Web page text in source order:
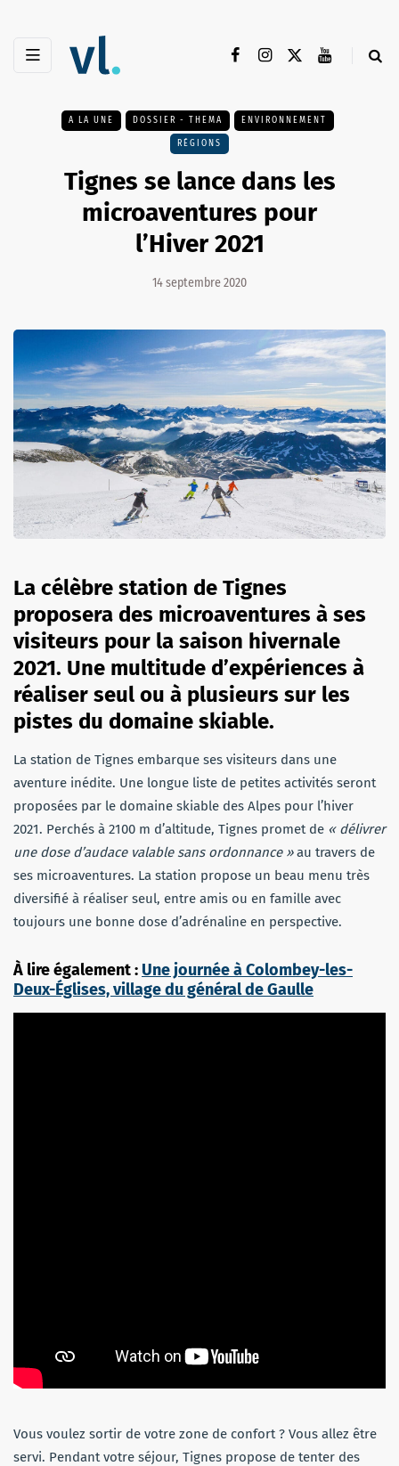
A LA UNE DOSSIER - THEMA ENVIRONNEMENT
RÉGIONS
Tignes se lance dans les
microaventures pour
l’Hiver 2021
14 septembre 2020
La célèbre station de Tignes
proposera des microaventures à ses
visiteurs pour la saison hivernale
2021. Une multitude d’expériences à
réaliser seul ou à plusieurs sur les
pistes du domaine skiable.
La station de Tignes embarque ses visiteurs dans une
aventure inédite. Une longue liste de petites activités seront
proposées par le domaine skiable des Alpes pour l’hiver
2021. Perchés à 2100 m d’altitude, Tignes promet de « délivrer
une dose d’audace valable sans ordonnance »au travers de
ses microaventures. La station propose un beau menu très
diversifié à réaliser seul, entre amis ou en famille avec
toujours une bonne dose d’adrénaline en perspective.
À lire également : Une journée à Colombey-les-
Deux-Églises, village du général de Gaulle
Vous voulez sortir de votre zone de confort ? Vous allez être
servi. Pendant votre séjour, Tignes propose de tenter des